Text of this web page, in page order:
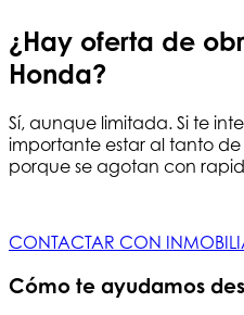
¿Hay oferta de
Honda?
Sí, aunque limitada. Si te
importante estar al tanto
porque se agotan con
CONTACTAR CON
Cómo te ayudamos